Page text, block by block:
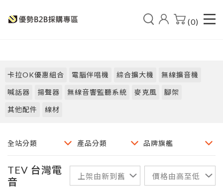
(0)
卡拉OK優惠組合 電腦伴唱機 綜合擴大機 無線擴音機
喊話器 揚聲器 無線音響監聽系統 麥克風 腳架
其他配件 線材
TEV 台灣電
音